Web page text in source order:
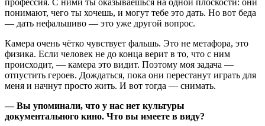
понимают, чего ты хочешь, и могут тебе это дать. Но вот беда
— дать нефальшиво — это уже другой вопрос.
Камера очень чётко чувствует фальшь. Это не метафора, это
физика. Если человек не до конца верит в то, что с ним
происходит, — камера это видит. Поэтому моя задача —
отпустить героев. Дождаться, пока они перестанут играть для
меня и начнут просто жить. И вот тогда — снимать.
— Вы упоминали, что у нас нет культуры
документального кино. Что вы имеете в виду?